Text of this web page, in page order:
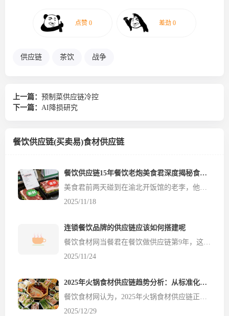
供应链 茶饮 战争
上一篇： 预制菜供应链冷控
下一篇： AI降损研究
餐饮供应链(买卖易)食材供应链
餐饮供应链15年餐饮老炮美食君深度揭秘食材采购那些事
美食君前两天碰到在渝北开饭馆的老李，他一脸愁容：“每天起早摸黑去盘溪市场进货，价格时高时低不说，拉回来的菜没两天就蔫了，这生意难做啊！” 其实不止老李，我接触过的很多重庆餐饮小店老板，都在这两件事上犯难：一是哪里能找到价格稳定、品质靠谱的食材货源，二是怎么降低生鲜食材的损耗。重庆这个天气，夏天像火炉，冬天湿气重，食材保管起来确实比别的...
2025/11/18
连锁餐饮品牌的供应链应该如何搭建呢
餐饮食材网当餐君在餐饮做供应链第9年，这段时间有很多小伙伴找我咨询餐饮供应链，就开始跟大家唠唠。 有个做连锁餐饮品牌的老板找我，他想搭建自己的供应链体系。 我问他现在几家门店，他说现在只有5家门店。 像他这种5家门店的老板，还有供应链的想法的真不多。 门店数少的门店要搭供应链，其实就是在原有的基础上进行做优化就好了。 首先是先把现有的产品标准做好，特别是收货...
2025/11/24
2025年火锅食材供应链趋势分析：从标准化到场景化、从效率优先到品质透明
餐饮食材网认为，2025年火锅食材供应链正经历一场深刻变革，从传统的中央厨房标准化向场景化、个性化、透明化方向转型。在消费降级与品质升级并存的复杂环境下，火锅食材供应链呈现出分层共存格局：高端市场强调现制现做与极致鲜度，中端市场注重性价比与便捷性，基础市场则依赖预制化与规模化。这场变革不仅重塑了供应链的技术路径与商业模式，更重新定义了火锅食材的价值内涵&md...
2025/12/29